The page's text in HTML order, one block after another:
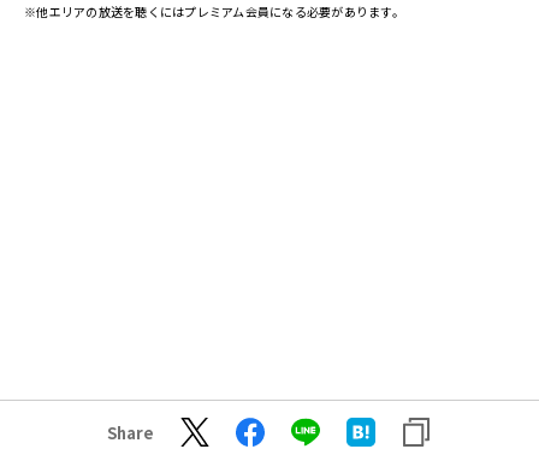
※他エリアの放送を聴くにはプレミアム会員になる必要があります。
Share